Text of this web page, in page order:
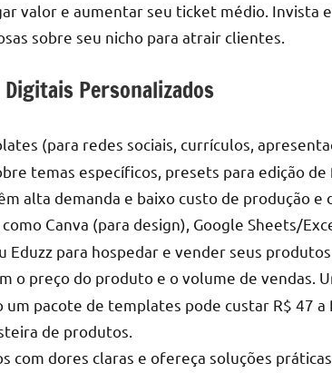
valor e aumentar seu ticket médio. Invista
sobre seu nicho para atrair clientes.
Personalizados
(para redes sociais, currículos,
temas específicos, presets para edição
alta demanda e baixo custo de produção e
Canva (para design), Google Sheets/
para hospedar e vender seus
o preço do produto e o volume de vendas.
pacote de templates pode custar R$ 47 a
de produtos.
com dores claras e ofereça soluções